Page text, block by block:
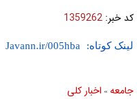
کد خبر: 1359262
لینک کوتاه:
جامعه » اخبار كلی